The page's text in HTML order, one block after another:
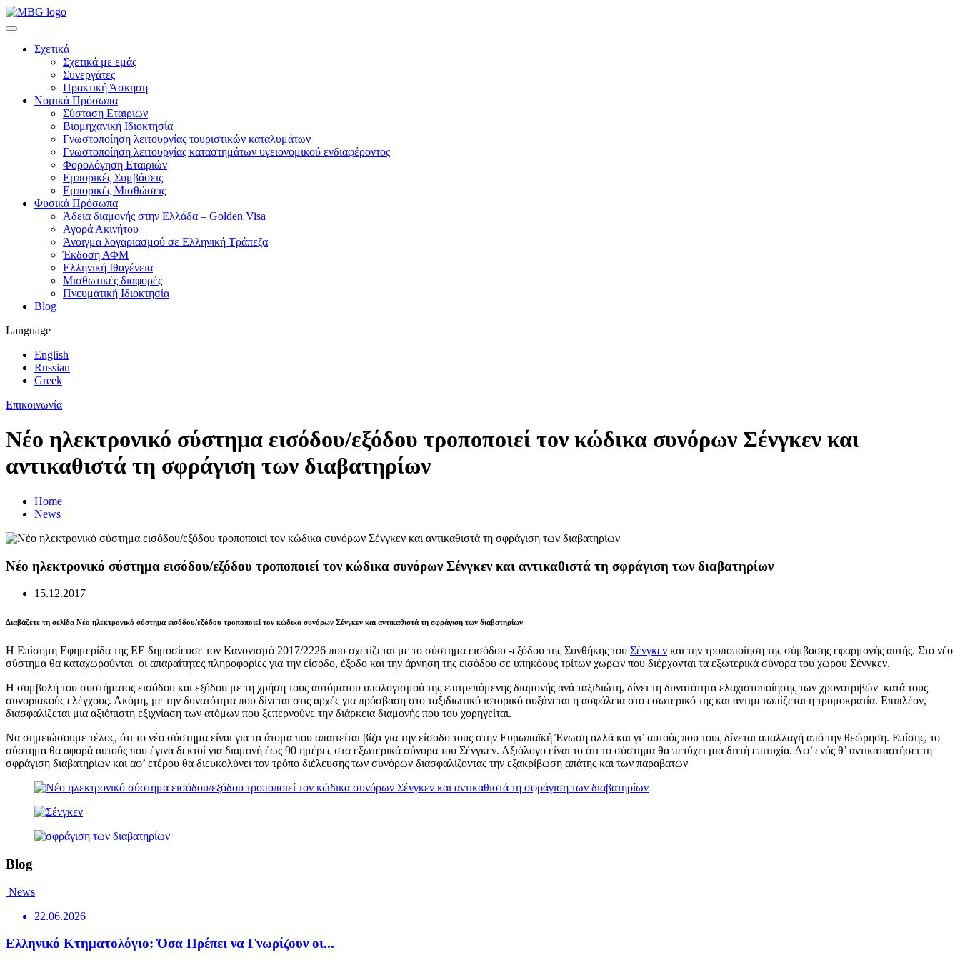
Σχετικά
Σχετικά με εμάς
Συνεργάτες
Πρακτική Άσκηση
Νομικά Πρόσωπα
Σύσταση Εταιριών
Βιομηχανική Ιδιοκτησία
Γνωστοποίηση λειτουργίας τουριστικών καταλυμάτων
Γνωστοποίηση λειτουργίας καταστημάτων υγειονομικού ενδιαφέροντος
Φορολόγηση Εταιριών
Εμπορικές Συμβάσεις
Εμπορικές Μισθώσεις
Φυσικά Πρόσωπα
Άδεια διαμονής στην Ελλάδα – Golden Visa
Αγορά Ακινήτου
Άνοιγμα λογαριασμού σε Ελληνική Τράπεζα
Έκδοση ΑΦΜ
Ελληνική Ιθαγένεια
Μισθωτικές διαφορές
Πνευματική Ιδιοκτησία
Blog
Language
English
Russian
Greek
Επικοινωνία
Νέο ηλεκτρονικό σύστημα εισόδου/εξόδου τροποποιεί τον κώδικα συνόρων Σένγκεν και
αντικαθιστά τη σφράγιση των διαβατηρίων
Home
News
Νέο ηλεκτρονικό σύστημα εισόδου/εξόδου τροποποιεί τον κώδικα συνόρων Σένγκεν και αντικαθιστά τη σφράγιση των διαβατηρίων
15.12.2017
Διαβάζετε τη σελίδα Νέο ηλεκτρονικό σύστημα εισόδου/εξόδου τροποποιεί τον κώδικα συνόρων Σένγκεν και αντικαθιστά τη σφράγιση των διαβατηρίων
Η Επίσημη Εφημερίδα της ΕΕ δημοσίευσε τον Κανονισμό 2017/2226 που σχετίζεται με το σύστημα εισόδου -εξόδου της Συνθήκης του Σένγκεν και την τροποποίηση της σύμβασης εφαρμογής αυτής. Στο νέο
σύστημα θα καταχωρούνται οι απαραίτητες πληροφορίες για την είσοδο, έξοδο και την άρνηση της εισόδου σε υπηκόους τρίτων χωρών που διέρχονται τα εξωτερικά σύνορα του χώρου Σένγκεν.
Η συμβολή του συστήματος εισόδου και εξόδου με τη χρήση τους αυτόματου υπολογισμού της επιτρεπόμενης διαμονής ανά ταξιδιώτη, δίνει τη δυνατότητα ελαχιστοποίησης των χρονοτριβών κατά τους
συνοριακούς ελέγχους. Ακόμη, με την δυνατότητα που δίνεται στις αρχές για πρόσβαση στο ταξιδιωτικό ιστορικό αυξάνεται η ασφάλεια στο εσωτερικό της και αντιμετωπίζεται η τρομοκρατία. Επιπλέον,
διασφαλίζεται μια αξιόπιστη εξιχνίαση των ατόμων που ξεπερνούνε την διάρκεια διαμονής που του χορηγείται.
Να σημειώσουμε τέλος, ότι το νέο σύστημα είναι για τα άτομα που απαιτείται βίζα για την είσοδο τους στην Ευρωπαϊκή Ένωση αλλά και γι’ αυτούς που τους δίνεται απαλλαγή από την θεώρηση. Επίσης, το
σύστημα θα αφορά αυτούς που έγινα δεκτοί για διαμονή έως 90 ημέρες στα εξωτερικά σύνορα του Σένγκεν. Αξιόλογο είναι το ότι το σύστημα θα πετύχει μια διττή επιτυχία. Αφ’ ενός θ’ αντικαταστήσει τη
σφράγιση διαβατηρίων και αφ’ ετέρου θα διευκολύνει τον τρόπο διέλευσης των συνόρων διασφαλίζοντας την εξακρίβωση απάτης και των παραβατών
Blog
News
22.06.2026
Ελληνικό Κτηματολόγιο: Όσα Πρέπει να Γνωρίζουν οι...